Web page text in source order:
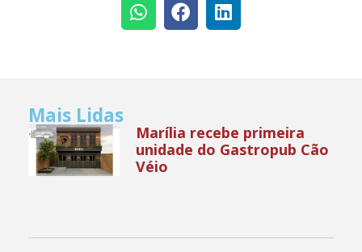
Mais Lidas
Marília recebe primeira
unidade do Gastropub Cão
Véio